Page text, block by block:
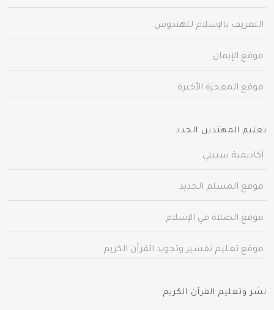
التعريف بالإسلام للهندوس
موقع الإيمان
موقع المعجزة الأخيرة
تعليم المهتدين الجدد
أكاديمية سبيلي
موقع المسلم الجديد
موقع الصلاة في الإسلام
موقع تعليم تفسير وتجويد القرآن الكريم
نشر وتعليم القرآن الكريم